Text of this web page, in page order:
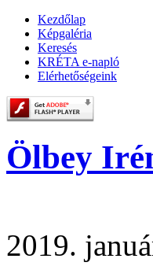
Kezdőlap
Képgaléria
Keresés
KRÉTA e-napló
Elérhetőségeink
Ölbey
2019.